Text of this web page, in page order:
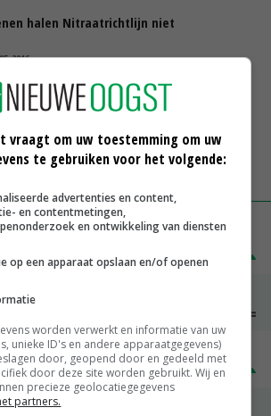
halen Nitraatrichtlijn niet
2016
meststoffen onder vergrootglas
2016
€ 269,00 € 7,00
gr
€ 197,00 € 2,00
vraagt om uw toestemming om uw
te gebruiken voor het volgende:
advertenties en content,
en contentmetingen,
en ontwikkeling van diensten
op een apparaat opslaan en/of openen
worden verwerkt en informatie van uw
unieke ID's en andere apparaatgegevens)
door, geopend door en gedeeld met
door deze site worden gebruikt. Wij en
precieze geolocatiegegevens
partners.